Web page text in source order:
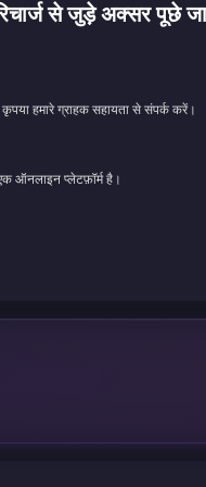
से जुड़े अक्सर पूछे
कृपया हमारे ग्राहक सहायता से संपर्क करें।
ऑनलाइन प्लेटफ़ॉर्म है।